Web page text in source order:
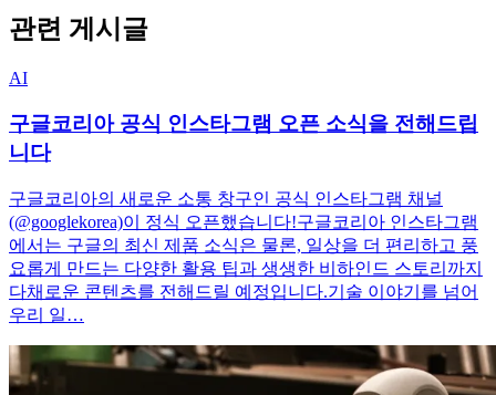
관련 게시글
AI
구글코리아 공식 인스타그램 오픈 소식을 전해드립
니다
구글코리아의 새로운 소통 창구인 공식 인스타그램 채널
(@googlekorea)이 정식 오픈했습니다!구글코리아 인스타그램
에서는 구글의 최신 제품 소식은 물론, 일상을 더 편리하고 풍
요롭게 만드는 다양한 활용 팁과 생생한 비하인드 스토리까지
다채로운 콘텐츠를 전해드릴 예정입니다.기술 이야기를 넘어
우리 일…